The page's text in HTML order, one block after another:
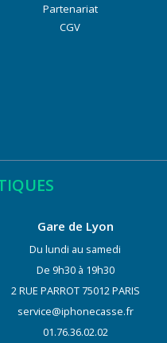
Partenariat
CGV
Gare de Lyon
Du lundi au samedi
De 9h30 à 19h30
2 RUE PARROT 75012 PARIS
service@iphonecasse.fr
01.76.36.02.02